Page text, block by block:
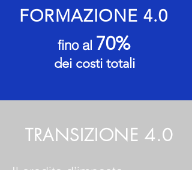
FORMAZIONE 4.0
fino al 70%
dei costi totali
TRANSIZIONE 4.0